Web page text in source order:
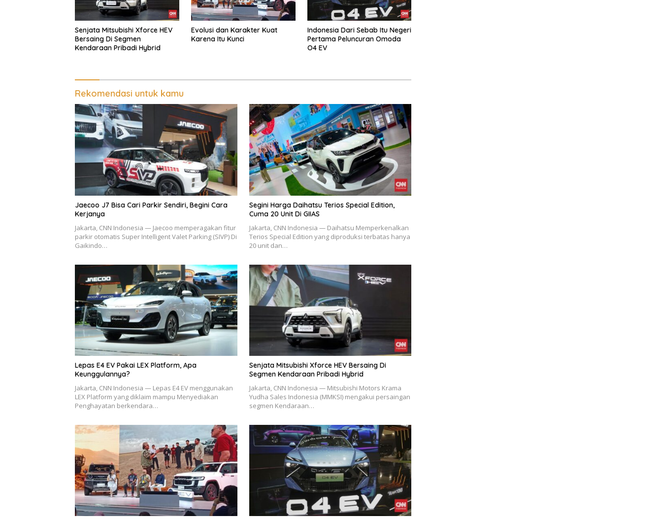
Senjata Mitsubishi Xforce HEV
Bersaing Di Segmen
Kendaraan Pribadi Hybrid
Evolusi dan Karakter Kuat
Karena Itu Kunci
Indonesia Dari Sebab Itu Negeri
Pertama Peluncuran Omoda
O4 EV
Rekomendasi untuk kamu
Jaecoo J7 Bisa Cari Parkir Sendiri, Begini Cara
Kerjanya
Jakarta, CNN Indonesia — Jaecoo memperagakan fitur
parkir otomatis Super Intelligent Valet Parking (SIVP) Di
Gaikindo…
Segini Harga Daihatsu Terios Special Edition,
Cuma 20 Unit Di GIIAS
Jakarta, CNN Indonesia — Daihatsu Memperkenalkan
Terios Special Edition yang diproduksi terbatas hanya
20 unit dan…
Lepas E4 EV Pakai LEX Platform, Apa
Keunggulannya?
Jakarta, CNN Indonesia — Lepas E4 EV menggunakan
LEX Platform yang diklaim mampu Menyediakan
Penghayatan berkendara…
Senjata Mitsubishi Xforce HEV Bersaing Di
Segmen Kendaraan Pribadi Hybrid
Jakarta, CNN Indonesia — Mitsubishi Motors Krama
Yudha Sales Indonesia (MMKSI) mengakui persaingan
segmen Kendaraan…